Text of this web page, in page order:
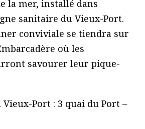
la mer, installé dans
sanitaire du Vieux-Port.
conviviale se tiendra sur
où les
savourer leur pique-
Port : 3 quai du Port –